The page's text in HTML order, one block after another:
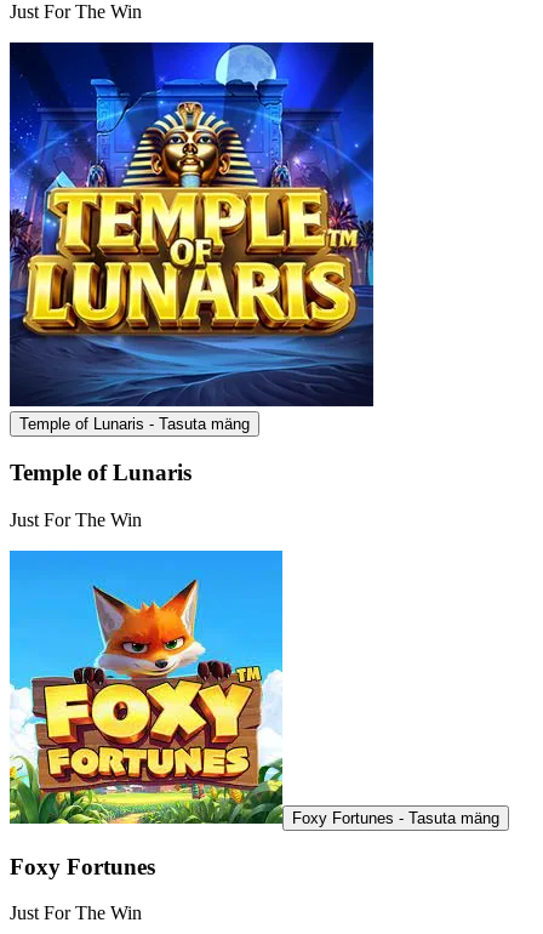
Just For The Win
Temple of Lunaris - Tasuta mäng
Temple of Lunaris
Just For The Win
Foxy Fortunes - Tasuta mäng
Foxy Fortunes
Just For The Win